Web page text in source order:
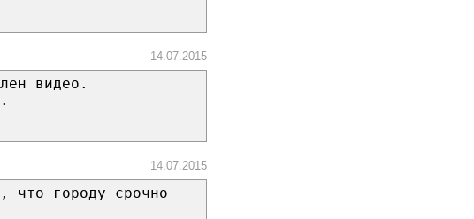
14.07.2015
видео.
14.07.2015
что городу срочно